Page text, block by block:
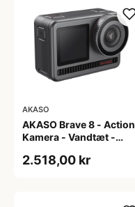
AKASO
AKASO Brave 8 - Action
Kamera - Vandtæt -
Pixel
2.518,00 kr